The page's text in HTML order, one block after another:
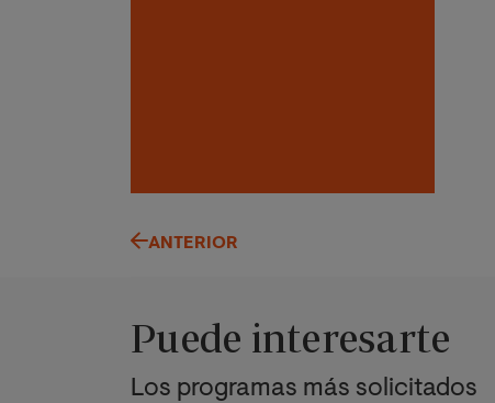
ANTERIOR
Puede interesarte
Los programas más solicitados